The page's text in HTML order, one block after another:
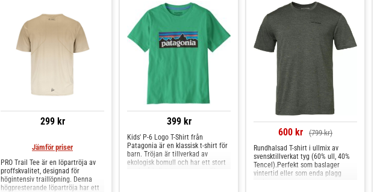
299 kr
Jämför priser
PRO Trail Tee är en löpartröja av
proffskvalitet, designad för
högintensiv traillöpning. Denna
högpresterande löpartröja har ett
399 kr
Kids' P-6 Logo T-Shirt från
Patagonia är en klassisk t-shirt för
barn. Tröjan är tillverkad av
ekologisk bomull och har ett stort
600 kr (799 kr)
Rundhalsad T-shirt i ullmix av
svensktillverkat tyg (60% ull, 40%
Tencel).Perfekt som baslager
vintertid eller som enda plagg